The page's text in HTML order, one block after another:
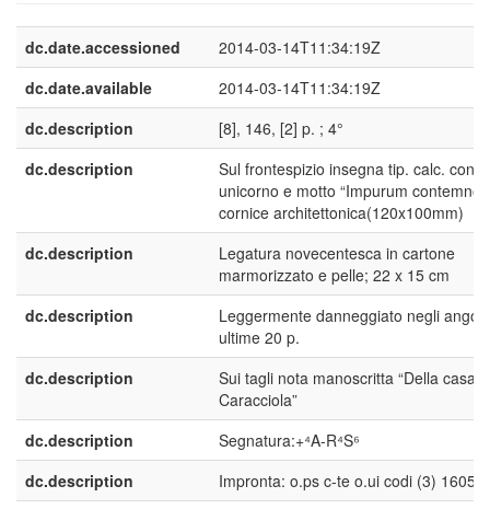
dc.date.accessioned
2014-03-14T11:34:19Z
dc.date.available
2014-03-14T11:34:19Z
dc.description
[8], 146, [2] p. ; 4°
dc.description
Sul frontespizio insegna tip. calc. con
unicorno e motto “Impurum
cornice architettonica(120x100mm)
dc.description
Legatura novecentesca in cartone
marmorizzato e pelle; 22 x 15 cm
dc.description
Leggermente danneggiato negli angoli
ultime 20 p.
dc.description
Sui tagli nota manoscritta “Della casa
Caracciola”
dc.description
Segnatura:+⁴A-R⁴S⁶
dc.description
Impronta: o.ps c-te o.ui codi (3) 1605